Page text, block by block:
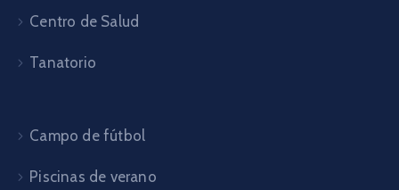
Centro de Salud
Tanatorio
Campo de fútbol
Piscinas de verano